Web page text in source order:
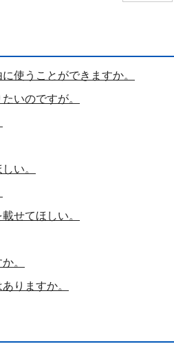
使うことができますか。
いのですが。
い。
せてほしい。
。
りますか。